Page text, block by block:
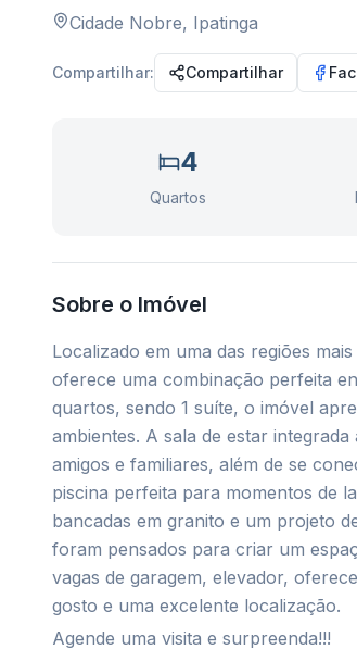
Cidade Nobre, Ipatinga
Compartilhar: Compartilhar
4
Quartos
Sobre o Imóvel
Localizado em uma das regiões
oferece uma combinação perfeita
quartos, sendo 1 suíte, o imóvel
ambientes. A sala de estar
amigos e familiares, além de se
piscina perfeita para momentos de
bancadas em granito e um projeto
foram pensados para criar um
vagas de garagem, elevador,
gosto e uma excelente localização.
Agende uma visita e surpreenda!!!